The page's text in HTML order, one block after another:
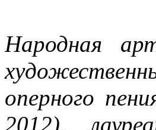
Народная
оперного
2012),